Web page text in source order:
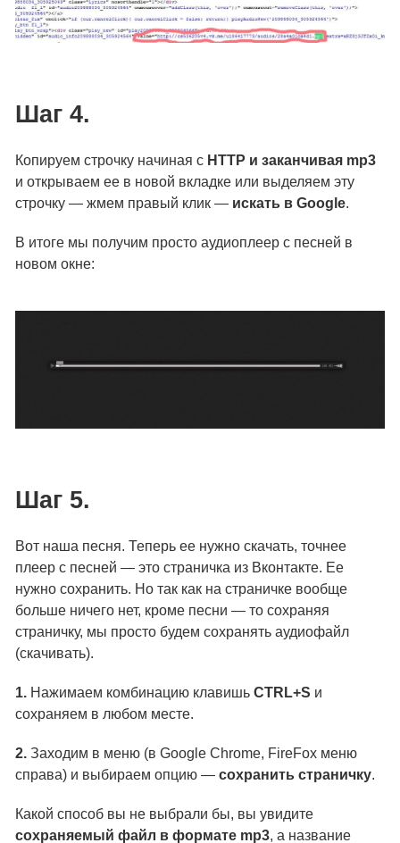
Шаг 4.
Копируем строчку начиная с HTTP и заканчивая mp3
и открываем ее в новой вкладке или выделяем эту
строчку — жмем правый клик — искать в Google.
В итоге мы получим просто аудиоплеер с песней в
новом окне:
Шаг 5.
Вот наша песня. Теперь ее нужно скачать, точнее
плеер с песней — это страничка из Вконтакте. Ее
нужно сохранить. Но так как на страничке вообще
больше ничего нет, кроме песни — то сохраняя
страничку, мы просто будем сохранять аудиофайл
(скачивать).
1. Нажимаем комбинацию клавишь CTRL+S и
сохраняем в любом месте.
2. Заходим в меню (в Google Chrome, FireFox меню
справа) и выбираем опцию — сохранить страничку.
Какой способ вы не выбрали бы, вы увидите
сохраняемый файл в формате mp3, а название